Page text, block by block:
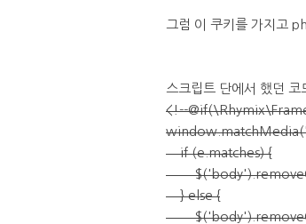
그럼 이 쿠키를 가지고
스크립트 단에서 했던 코
<!--
if (e.matches) {
} else {